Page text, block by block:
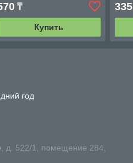
₸
Купить
335
год
д. 522/1, помещение 284,